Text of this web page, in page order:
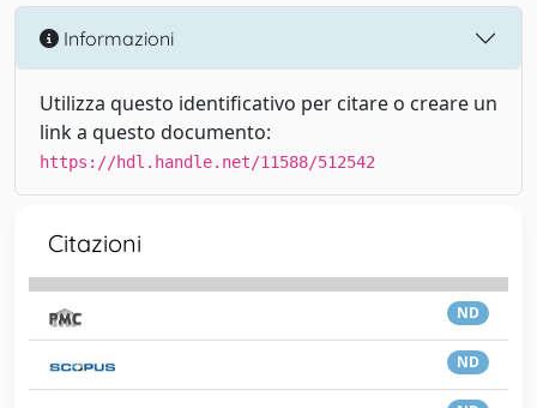
Informazioni
Utilizza questo identificativo per citare o creare un
link a questo documento:
https://hdl.handle.net/11588/512542
Citazioni
ND
ND